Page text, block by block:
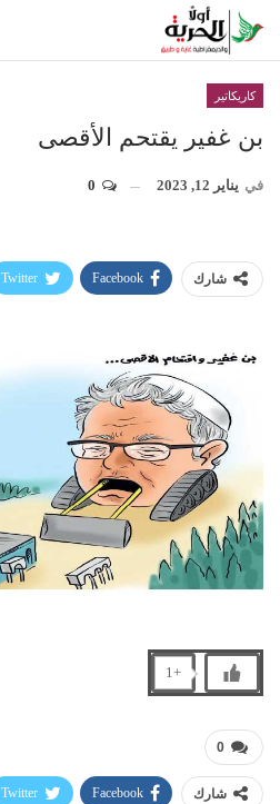
كاريكاتير
بن غفير يقتحم الأقصى
في يناير 12, 2023
شارك Facebook
Twitter
+1
0
شارك Facebook
Twitter